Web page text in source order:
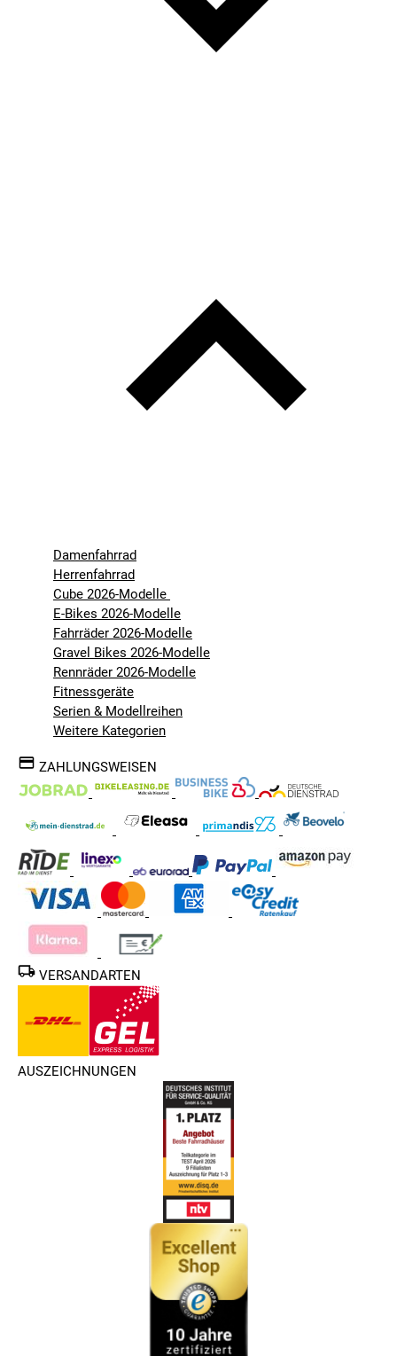
Damenfahrrad
Herrenfahrrad
Cube 2026-Modelle
E-Bikes 2026-Modelle
Fahrräder 2026-Modelle
Gravel Bikes 2026-Modelle
Rennräder 2026-Modelle
Fitnessgeräte
Serien & Modellreihen
Weitere Kategorien
ZAHLUNGSWEISEN
VERSANDARTEN
AUSZEICHNUNGEN